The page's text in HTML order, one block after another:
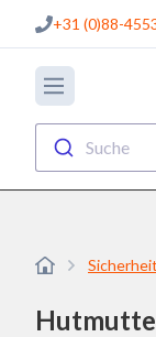
+31 (0)88-
Suche